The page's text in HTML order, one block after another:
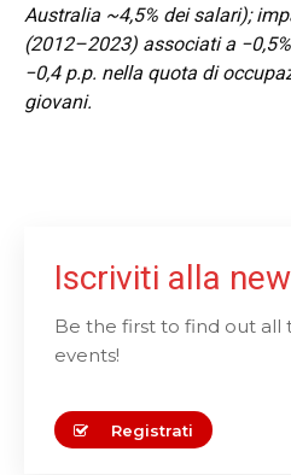
Australia ~4,5% dei salari);
(2012–2023) associati a
−0,4 p.p. nella quota di
giovani.
Iscriviti alla
Be the first to find out all
events!
Registrati